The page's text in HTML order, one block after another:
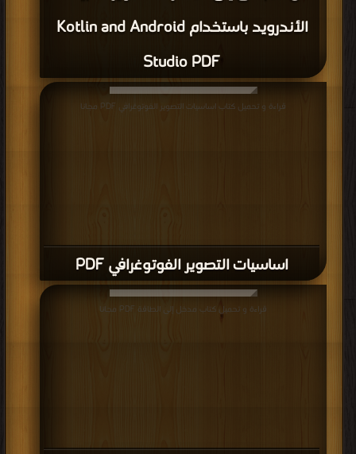
الأندرويد باستخدام Kotlin and Android
Studio PDF
اساسيات التصوير الفوتوغرافي PDF
قراءة و تحميل كتاب اساسيات التصوير الفوتوغرافي PDF مجانا
قراءة و تحميل كتاب مدخل إلى الطاقة PDF مجانا